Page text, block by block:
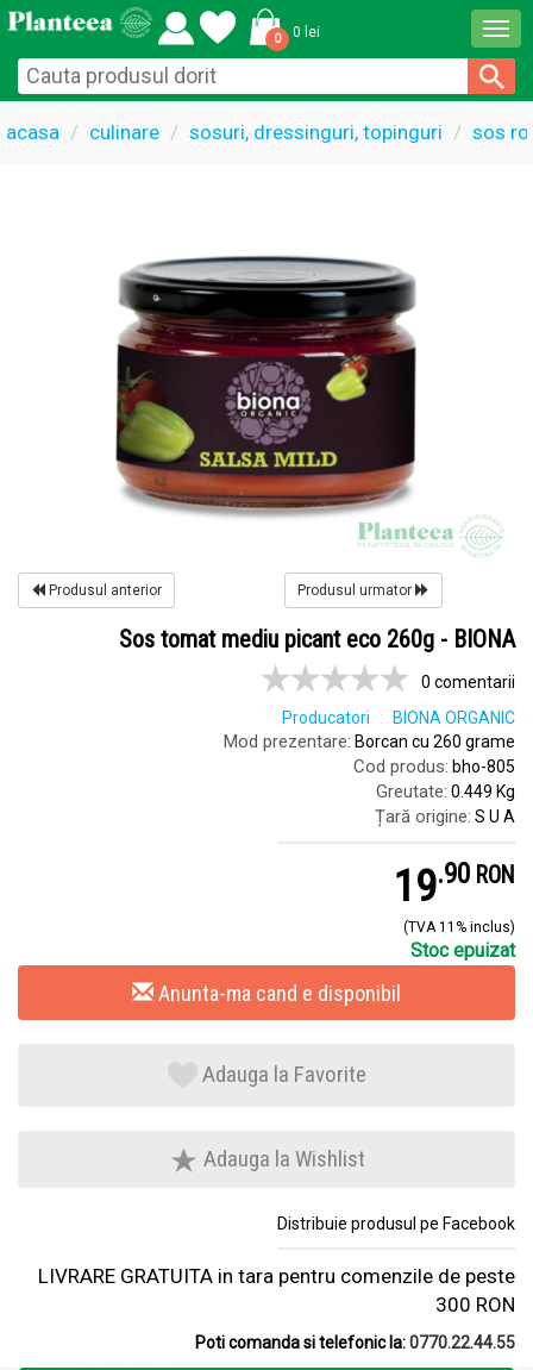
0 0 lei
acasa culinare sosuri, dressinguri, topinguri sos
Produsul anterior Produsul urmator
Sos tomat mediu picant eco 260g - BIONA
0 comentarii
Producatori
BIONA ORGANIC
Mod prezentare: Borcan cu 260 grame
Cod produs: bho-805
Greutate: 0.449 Kg
Țară origine: S U A
19.9 RON
(TVA 11% inclus)
Stoc epuizat
Anunta-ma cand e disponibil
Adauga la Favorite
Adauga la Wishlist
Distribuie produsul pe Facebook
LIVRARE GRATUITA in tara pentru comenzile de peste
300 RON
Poti comanda si telefonic la:0770.22.44.55